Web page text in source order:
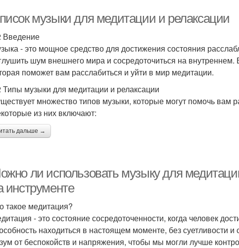
музыки для медитации и релаксации
Введение
- это мощное средство для достижения состояния
шум внешнего мира и сосредоточиться на внутреннем.
поможет вам расслабиться и уйти в мир медитации.
Типы музыки для медитации и релаксации
множество типов музыки, которые могут помочь вам
из них включают:
дальше →
ли использовать музыку для
инструменте
такое медитация?
- это состояние сосредоточенности, когда человек
находиться в настоящем моменте, без суетливости
от беспокойств и напряжения, чтобы мы могли лучше